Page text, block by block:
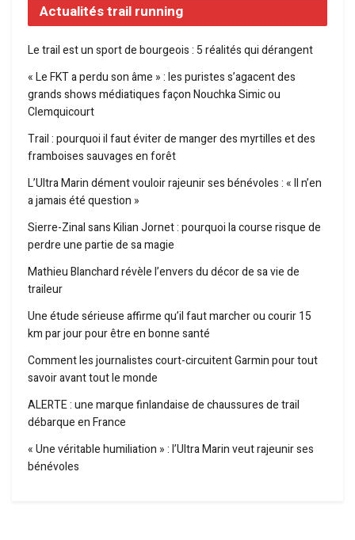
Actualités trail running
Le trail est un sport de bourgeois : 5 réalités qui dérangent
« Le FKT a perdu son âme » : les puristes s’agacent des
grands shows médiatiques façon Nouchka Simic ou
Clemquicourt
Trail : pourquoi il faut éviter de manger des myrtilles et des
framboises sauvages en forêt
L’Ultra Marin dément vouloir rajeunir ses bénévoles : « Il n’en
a jamais été question »
Sierre-Zinal sans Kilian Jornet : pourquoi la course risque de
perdre une partie de sa magie
Mathieu Blanchard révèle l’envers du décor de sa vie de
traileur
Une étude sérieuse affirme qu’il faut marcher ou courir 15
km par jour pour être en bonne santé
Comment les journalistes court-circuitent Garmin pour tout
savoir avant tout le monde
ALERTE : une marque finlandaise de chaussures de trail
débarque en France
« Une véritable humiliation » : l’Ultra Marin veut rajeunir ses
bénévoles